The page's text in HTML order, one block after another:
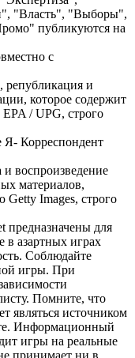
"Власть", "Выборы",
публикуются на
с
републикация и
которое содержит
/ UPG, строго
Я- Корреспондент
воспроизведение
материалов,
Images, строго
предназначены для
в азартных играх
Соблюдайте
игры. При
Помните, что
являться источником
Информационный
игры на реальные
принимает ни в